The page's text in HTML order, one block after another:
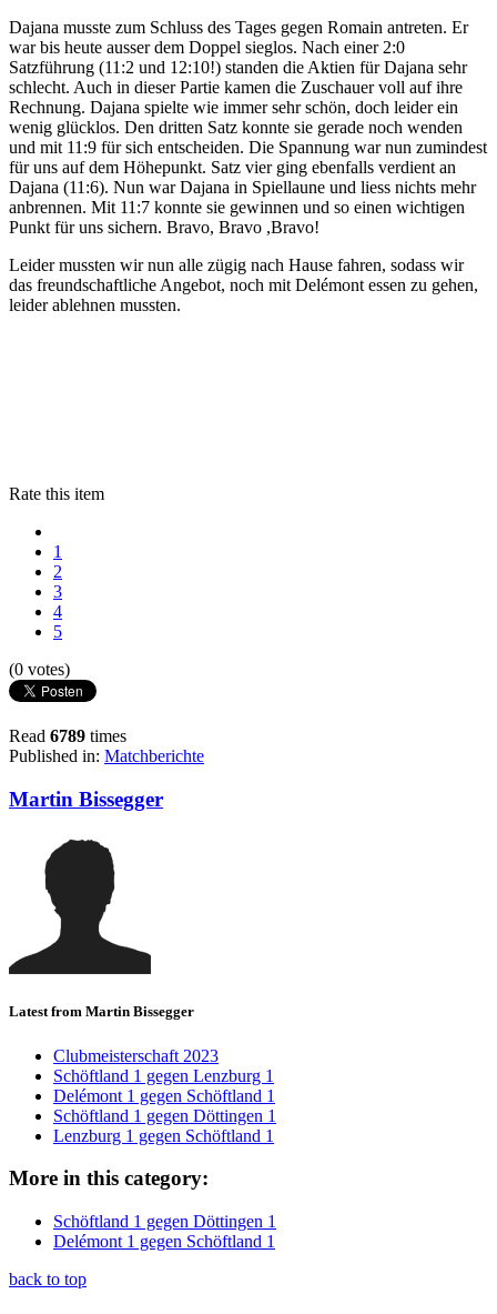
Dajana musste zum Schluss des Tages gegen Romain antreten. Er
war bis heute ausser dem Doppel sieglos. Nach einer 2:0
Satzführung (11:2 und 12:10!) standen die Aktien für Dajana sehr
schlecht. Auch in dieser Partie kamen die Zuschauer voll auf ihre
Rechnung. Dajana spielte wie immer sehr schön, doch leider ein
wenig glücklos. Den dritten Satz konnte sie gerade noch wenden
und mit 11:9 für sich entscheiden. Die Spannung war nun zumindest
für uns auf dem Höhepunkt. Satz vier ging ebenfalls verdient an
Dajana (11:6). Nun war Dajana in Spiellaune und liess nichts mehr
anbrennen. Mit 11:7 konnte sie gewinnen und so einen wichtigen
Punkt für uns sichern. Bravo, Bravo ,Bravo!
Leider mussten wir nun alle zügig nach Hause fahren, sodass wir
das freundschaftliche Angebot, noch mit Delémont essen zu gehen,
leider ablehnen mussten.
Rate this item
1
2
3
4
5
(0 votes)
Read 6789 times
Published in: Matchberichte
Martin Bissegger
Latest from Martin Bissegger
Clubmeisterschaft 2023
Schöftland 1 gegen Lenzburg 1
Delémont 1 gegen Schöftland 1
Schöftland 1 gegen Döttingen 1
Lenzburg 1 gegen Schöftland 1
More in this category:
Schöftland 1 gegen Döttingen 1
Delémont 1 gegen Schöftland 1
back to top